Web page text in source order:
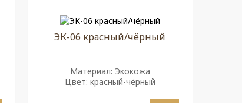
ЭК-06 красный/чёрный
Материал: Экокожа
Цвет: красный-чёрный